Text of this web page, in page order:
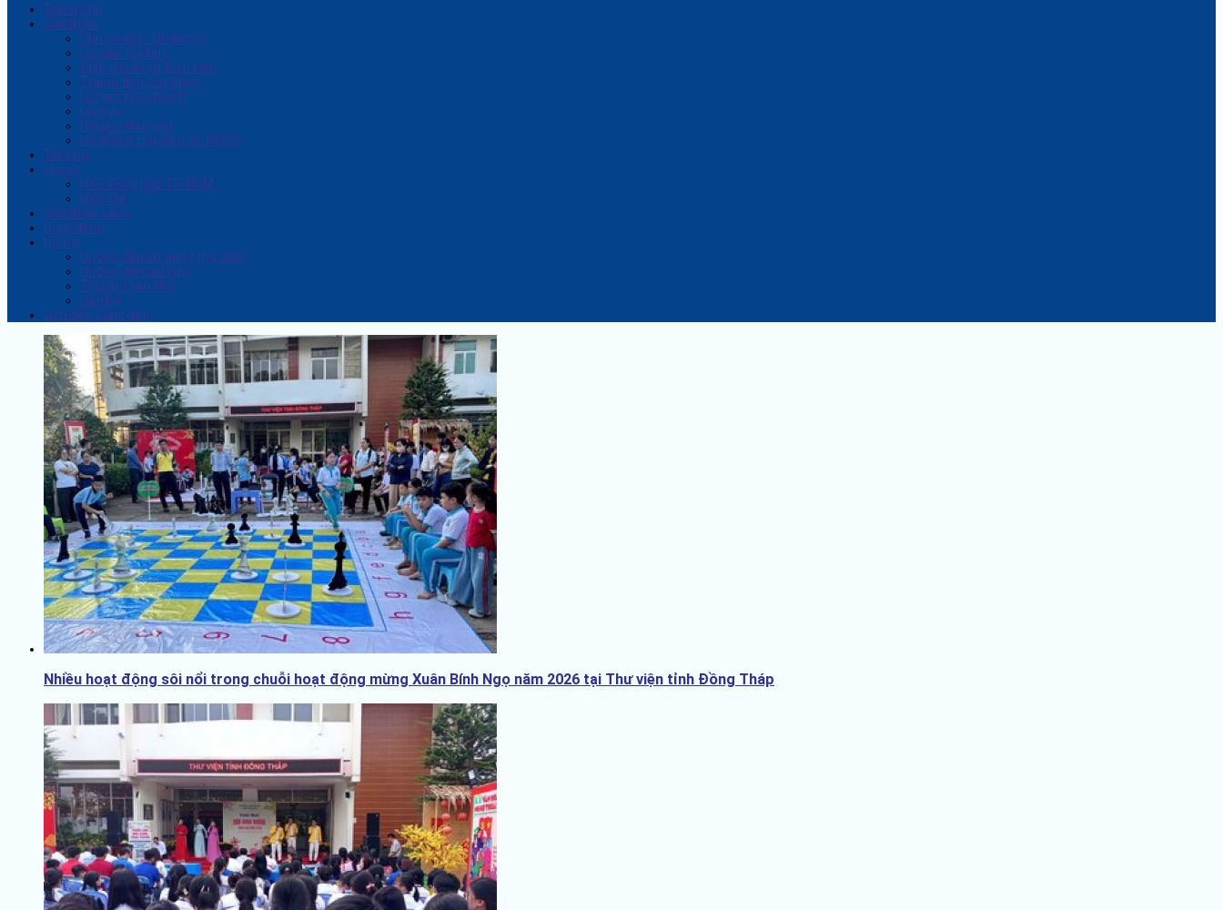
Trang chủ
Giới thiệu
Chức năng - Nhiệm vụ
Cơ cấu tổ chức
Điều khoản và Điều kiện
Thành tích đạt được
Lịch sử hình thành
Dịch vụ
Nội quy thư viện
Hệ thống thư viện xã, PĐCS
Tra cứu
Ebook
NXB Tổng hợp TP. HCM
NXB Trẻ
Giới thiệu sách
Hoạt động
Hỗ trợ
Hướng dẫn sử dụng thư viện
Hướng dẫn tra cứu
Thủ tục làm thẻ
Liên hệ
Lịch tiếp công dân
Nhiều hoạt động sôi nổi trong chuỗi hoạt động mừng Xuân Bính Ngọ năm 2026 tại Thư viện tỉnh Đồng Tháp